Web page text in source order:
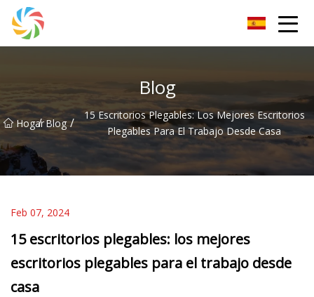
Blog
Hogar
/ Blog /
15 Escritorios Plegables: Los Mejores Escritorios
Plegables Para El Trabajo Desde Casa
Feb 07, 2024
15 escritorios plegables: los mejores
escritorios plegables para el trabajo desde
casa